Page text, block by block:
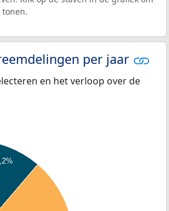
per jaar
en het verloop over de